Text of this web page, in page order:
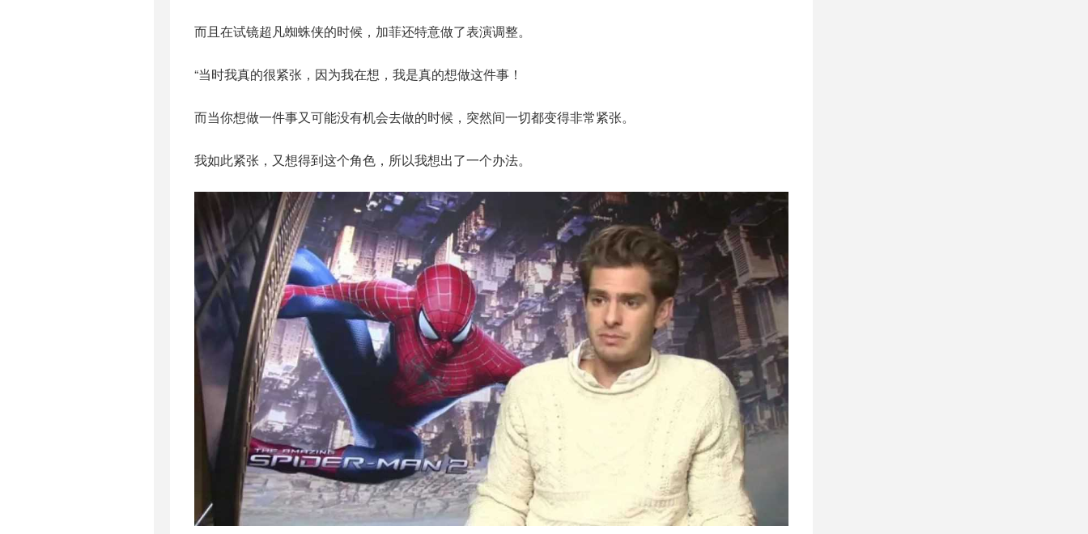
而且在试镜超凡蜘蛛侠的时候，加菲还特意做了表演调整。
“当时我真的很紧张，因为我在想，我是真的想做这件事！
而当你想做一件事又可能没有机会去做的时候，突然间一切都变得非常紧张。
我如此紧张，又想得到这个角色，所以我想出了一个办法。